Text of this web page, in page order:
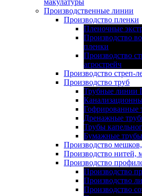
макулатуры
Производственные линии
Производство пленки
Пленочные
Производство
пленки
Производство
агрострейч
Производство стреп-
Производство труб
Трубные
Гофрированные
Дренажные
Трубы
Бумажные
Производство
Производство нитей,
Производство
Производство
Производство
Производство